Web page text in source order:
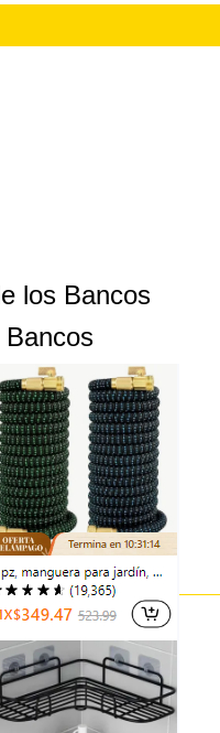
los Bancos